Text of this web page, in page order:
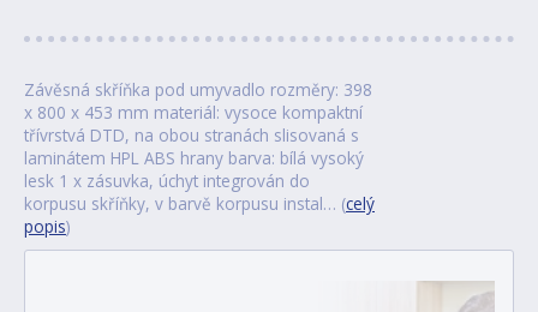
Závěsná skříňka pod umyvadlo rozměry: 398
x 800 x 453 mm materiál: vysoce kompaktní
třívrstvá DTD, na obou stranách slisovaná s
laminátem HPL ABS hrany barva: bílá vysoký
lesk 1 x zásuvka, úchyt integrován do
korpusu skříňky, v barvě korpusu instal… (celý
popis)